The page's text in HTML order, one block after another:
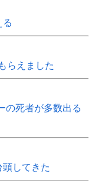
る
らえました
の死者が多数出る
頭してきた